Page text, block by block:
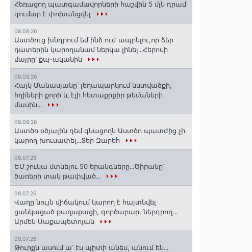
Հեռացող պատգամավորների հաշվին 5 մլն դրամ
գումար է փոխանցվել
08.08.26
Աստծուց խնդրում եմ ինձ ուժ ապրելու,որ ձեր
դատերին կարողանամ ներկա լինել․․․Հերոսի
մայրը՝ քպ-ականին
08.08.26
Հայկ Մանասյանը՝ լեղապարկում նստվածքի,
հղիների քորի և էլի հետաքրքիր թեմաների
մասին․․․
08.08.26
Աստծո օծյալին դեմ գնացողն Աստծո պատժից չի
կարող խուսափել․․․Տեր Զարեհ
08.07.26
ԵՄ շուկա մտնելու 50 երանգները․․․Ծիրանը՝
ծառերի տակ թափված․․․
08.07.26
Վաղը նույն վիճակում կարող է հայտնվել
ցանկացած քաղաքացի, գործարար, ներդրող.․․
Արմեն Սաքապետոյան
08.07.26
Թուրքն ասում ա՝ էս պիտի անես, անում են․․․